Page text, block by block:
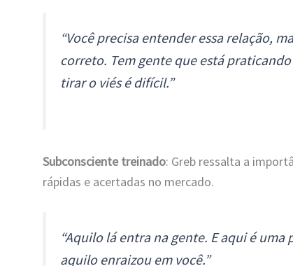
“Você precisa entender essa relação,
correto. Tem gente que está
tirar o viés é difícil.”
Subconsciente treinado: Greb ressalta a
rápidas e acertadas no mercado.
“Aquilo lá entra na gente. E aqui é
aquilo enraizou em você.”